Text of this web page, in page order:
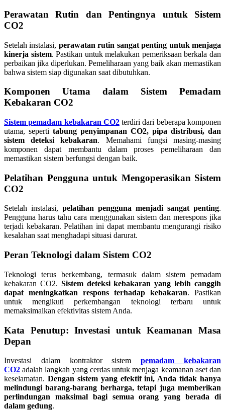
Perawatan Rutin dan Pentingnya untuk Sistem
CO2
Setelah instalasi, perawatan rutin sangat penting untuk menjaga
kinerja sistem. Pastikan untuk melakukan pemeriksaan berkala dan
perbaikan jika diperlukan. Pemeliharaan yang baik akan memastikan
bahwa sistem siap digunakan saat dibutuhkan.
Komponen Utama dalam Sistem Pemadam
Kebakaran CO2
Sistem pemadam kebakaran CO2terdiri dari beberapa komponen
utama, seperti tabung penyimpanan CO2, pipa distribusi, dan
sistem deteksi kebakaran. Memahami fungsi masing-masing
komponen dapat membantu dalam proses pemeliharaan dan
memastikan sistem berfungsi dengan baik.
Pelatihan Pengguna untuk Mengoperasikan Sistem
CO2
Setelah instalasi, pelatihan pengguna menjadi sangat penting.
Pengguna harus tahu cara menggunakan sistem dan merespons jika
terjadi kebakaran. Pelatihan ini dapat membantu mengurangi risiko
kesalahan saat menghadapi situasi darurat.
Peran Teknologi dalam Sistem CO2
Teknologi terus berkembang, termasuk dalam sistem pemadam
kebakaran CO2. Sistem deteksi kebakaran yang lebih canggih
dapat meningkatkan respons terhadap kebakaran. Pastikan
untuk mengikuti perkembangan teknologi terbaru untuk
memaksimalkan efektivitas sistem Anda.
Kata Penutup: Investasi untuk Keamanan Masa
Depan
Investasi dalam kontraktor sistempemadam kebakaran
CO2 adalah langkah yang cerdas untuk menjaga keamanan aset dan
keselamatan. Dengan sistem yang efektif ini, Anda tidak hanya
melindungi barang-barang berharga, tetapi juga memberikan
perlindungan maksimal bagi semua orang yang berada di
dalam gedung.